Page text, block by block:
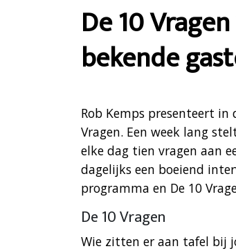
De 10
bekende
Rob Kemps presenteert
Vragen. Een week lang
elke dag tien vragen aan
dagelijks een boeiend
programma en De 10
De 10 Vragen
Wie zitten er aan tafel bij